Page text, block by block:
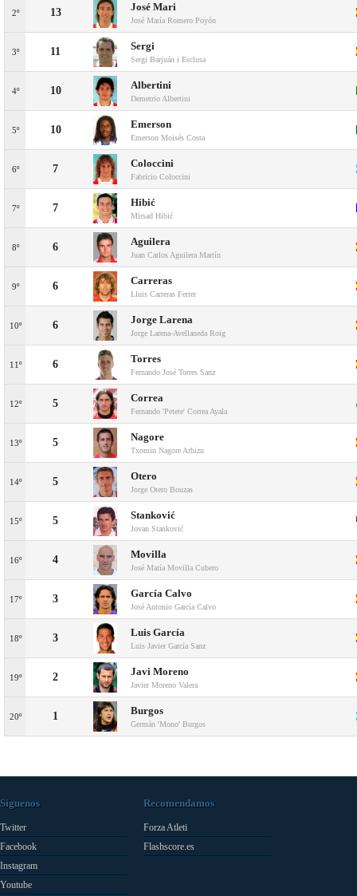
2º 13 José Mari
José María Romero Poyón
3º 11 Sergi
Sergi Barjuán i Esclusa
4º 10 Albertini
Demetrio Albertini
5º 10 Emerson
Emerson Moisés Costa
6º 7 Coloccini
Fabricio Coloccini
7º 7 Hibić
Mirsad Hibić
8º 6 Aguilera
Juan Carlos Aguilera Martín
9º 6 Carreras
Lluis Carreras Ferrer
10º 6 Jorge Larena
Jorge Larena-Avellaneda Roig
11º 6 Torres
Fernando José Torres Sanz
12º 5 Correa
Fernando 'Petete' Correa Ayala
13º 5 Nagore
Txomin Nagore Arbizu
14º 5 Otero
Jorge Otero Bouzas
15º 5 Stanković
Jovan Stanković
16º 4 Movilla
José María Movilla Cubero
17º 3 García Calvo
José Antonio García Calvo
18º 3 Luis García
Luis Javier García Sanz
19º 2 Javi Moreno
Javier Moreno Valera
20º 1 Burgos
Germán 'Mono' Burgos
Síguenos
Twitter
Facebook
Instagram
Youtube
Recomendamos
Forza Atleti
Flashscore.es